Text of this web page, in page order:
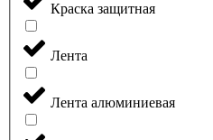
Краска защитная
Лента
Лента алюминиевая